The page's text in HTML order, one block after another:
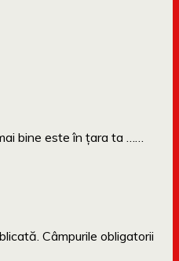
bine este în țara ta ……
Câmpurile obligatorii